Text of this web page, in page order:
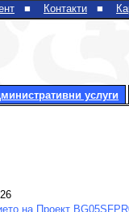
■ Контакти ■
услуги
на Проект